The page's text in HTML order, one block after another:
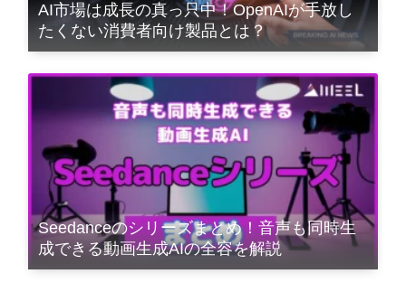
AI市場は成長の真っ只中！OpenAIが手放し
たくない消費者向け製品とは？
Seedanceのシリーズまとめ！音声も同時生
成できる動画生成AIの全容を解説